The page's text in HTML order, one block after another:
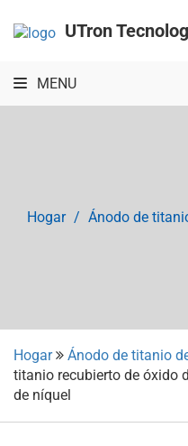
UTron
MENU
Hogar Ánodo de
Hogar Ánodo de titanio
titanio recubierto de óxido
de níquel